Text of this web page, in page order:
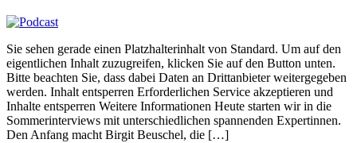
Sie sehen gerade einen Platzhalterinhalt von Standard. Um auf den
eigentlichen Inhalt zuzugreifen, klicken Sie auf den Button unten.
Bitte beachten Sie, dass dabei Daten an Drittanbieter weitergegeben
werden. Inhalt entsperren Erforderlichen Service akzeptieren und
Inhalte entsperren Weitere Informationen Heute starten wir in die
Sommerinterviews mit unterschiedlichen spannenden Expertinnen.
Den Anfang macht Birgit Beuschel, die […]